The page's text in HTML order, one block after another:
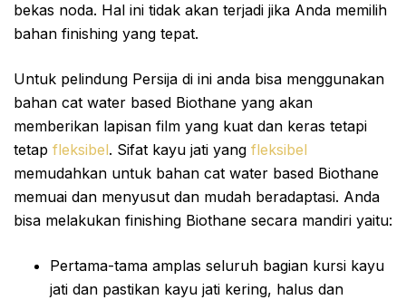
bekas noda. Hal ini tidak akan terjadi jika Anda memilih
bahan finishing yang tepat.
Untuk pelindung Persija di ini anda bisa menggunakan
bahan cat water based Biothane yang akan
memberikan lapisan film yang kuat dan keras tetapi
tetap fleksibel. Sifat kayu jati yang fleksibel
memudahkan untuk bahan cat water based Biothane
memuai dan menyusut dan mudah beradaptasi. Anda
bisa melakukan finishing Biothane secara mandiri yaitu:
Pertama-tama amplas seluruh bagian kursi kayu
jati dan pastikan kayu jati kering, halus dan